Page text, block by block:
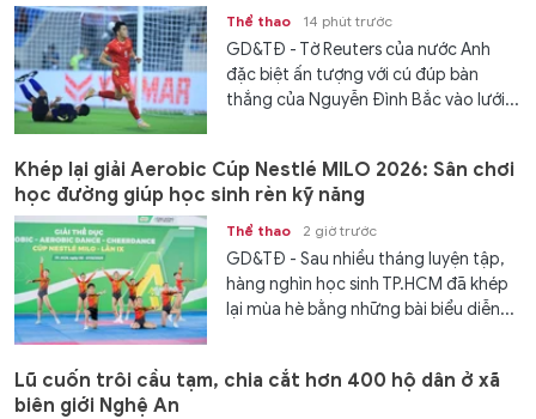
Thể thao 14 phút trước
GD&TĐ - Tờ Reuters của nước Anh
đặc biệt ấn tượng với cú đúp bàn
thắng của Nguyễn Đình Bắc vào lưới...
Khép lại giải Aerobic Cúp Nestlé MILO 2026: Sân chơi
học đường giúp học sinh rèn kỹ năng
Thể thao 2 giờ trước
GD&TĐ - Sau nhiều tháng luyện tập,
hàng nghìn học sinh TP.HCM đã khép
lại mùa hè bằng những bài biểu diễn...
Lũ cuốn trôi cầu tạm, chia cắt hơn 400 hộ dân ở xã
biên giới Nghệ An